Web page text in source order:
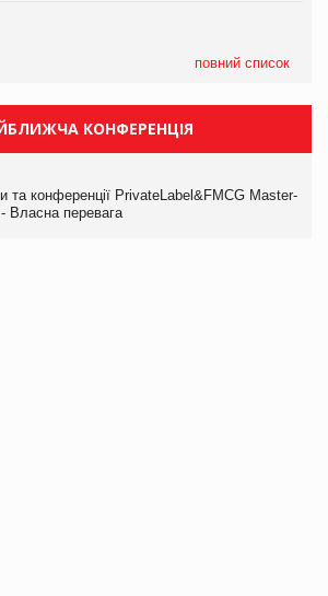
повний список
КОНФЕРЕНЦІЯ
та конференції PrivateLabel&FMCG Master-
Власна перевага